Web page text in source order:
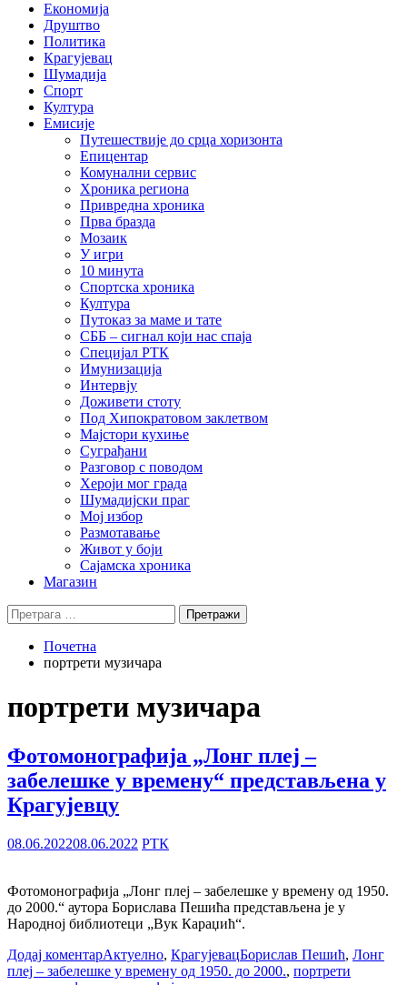
Економија
Друштво
Политика
Крагујевац
Шумадија
Спорт
Култура
Емисије
Путешествије до срца хоризонта
Епицентар
Комунални сервис
Хроника региона
Привредна хроника
Прва бразда
Мозаик
У игри
10 минута
Спортска хроника
Култура
Путоказ за маме и тате
СББ – сигнал који нас спаја
Специјал РТК
Имунизација
Интервју
Доживети стоту
Под Хипократовом заклетвом
Мајстори кухиње
Суграђани
Разговор с поводом
Хероји мог града
Шумадијски праг
Мој избор
Размотавање
Живот у боји
Сајамска хроника
Магазин
Претрага
за:
Почетна
портрети музичара
портрети музичара
Фотомонографија „Лонг плеј –
забелешке у времену“ представљена у
Крагујевцу
08.06.202208.06.2022 РТК
Фотомонографија „Лонг плеј – забелешке у времену од 1950.
до 2000.“ аутора Борислава Пешића представљена је у
Народној библиотеци „Вук Караџић“.
Додај коментарАктуелно, КрагујевацБорислав Пешић, Лонг
плеј – забелешке у времену од 1950. до 2000., портрети